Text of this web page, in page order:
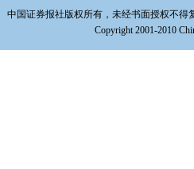
公司
让全资子公司经营权的公告
份质押的公告
中国证券报社版权所有，未经书面授权不得
Copyright 2001-2010